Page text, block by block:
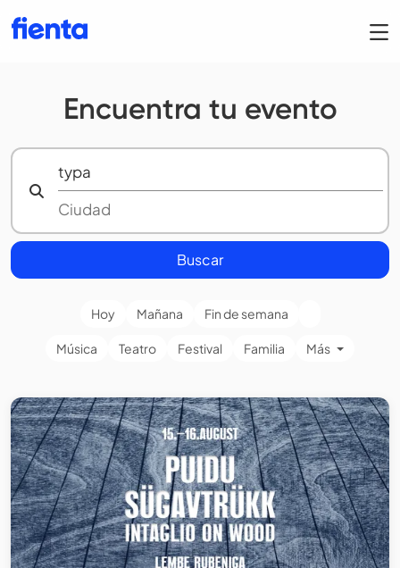
Encuentra tu evento
Buscar
Hoy Mañana Fin de semana
Música Teatro Festival Familia Más